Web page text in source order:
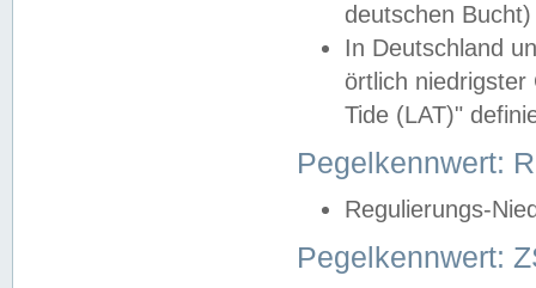
deutschen
In Deutschland
örtlich
Tide (LAT)"
Pegelkennwert:
Regulierungs-
Pegelkennwert: